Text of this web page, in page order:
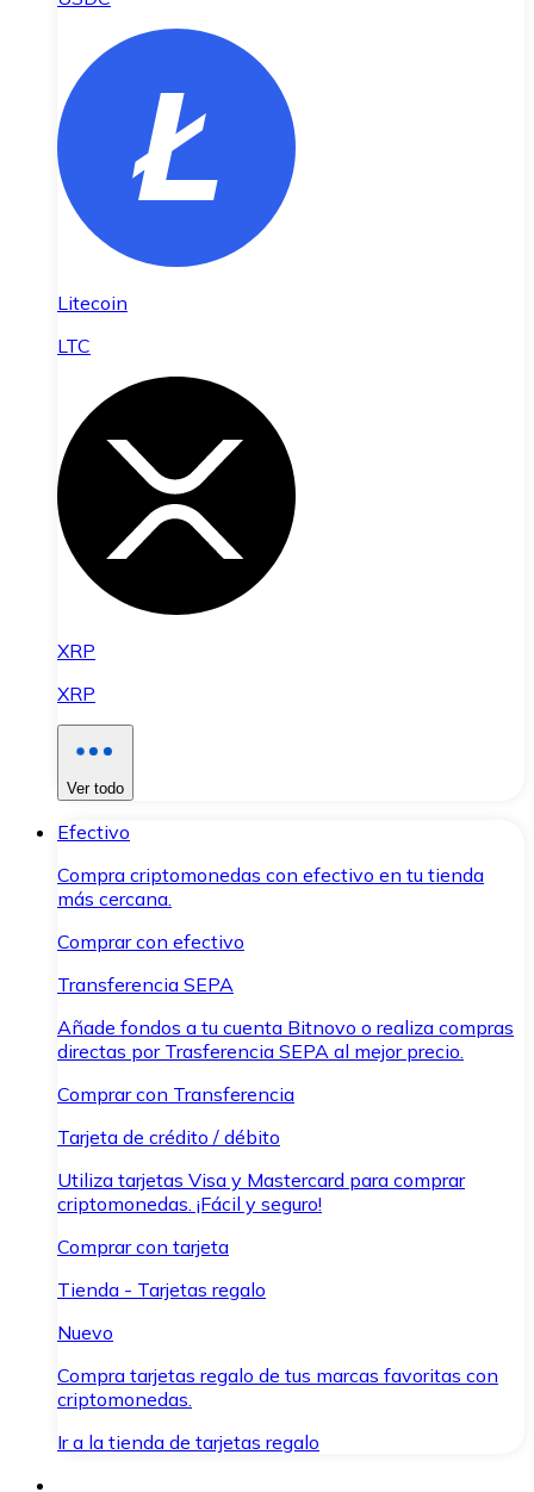
Litecoin
LTC
XRP
XRP
Ver todo
Efectivo
Compra criptomonedas con efectivo en tu tienda
más cercana.
Comprar con efectivo
Transferencia SEPA
Añade fondos a tu cuenta Bitnovo o realiza compras
directas por Trasferencia SEPA al mejor precio.
Comprar con Transferencia
Tarjeta de crédito / débito
Utiliza tarjetas Visa y Mastercard para comprar
criptomonedas. ¡Fácil y seguro!
Comprar con tarjeta
Tienda - Tarjetas regalo
Nuevo
Compra tarjetas regalo de tus marcas favoritas con
criptomonedas.
Ir a la tienda de tarjetas regalo